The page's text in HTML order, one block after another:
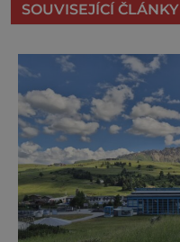
SOUVISEJÍCÍ ČLÁNKY